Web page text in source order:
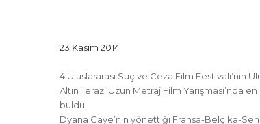
23 Kasım 2014
4.Uluslararası Suç ve Ceza Film Festivali’nin
Altın Terazi Uzun Metraj Film Yarışması’nda
buldu.
Dyana Gaye’nin yönettiği Fransa-Belçika-